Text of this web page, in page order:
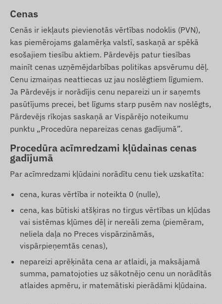
Cenas
Cenās ir iekļauts pievienotās vērtības nodoklis (PVN),
kas piemērojams galamērķa valstī, saskaņā ar spēkā
esošajiem tiesību aktiem. Pārdevējs patur tiesības
mainīt cenas uzņēmējdarbības politikas apsvērumu dēļ.
Cenu izmaiņas neattiecas uz jau noslēgtiem līgumiem.
Ja Pārdevējs ir norādījis cenu nepareizi un ir saņemts
pasūtījums precei, bet līgums starp pusēm nav noslēgts,
Pārdevējs rīkojas saskaņā ar Vispārējo noteikumu
punktu „Procedūra nepareizas cenas gadījumā”.
Procedūra acīmredzami kļūdainas cenas
gadījumā
Par acīmredzami kļūdaini norādītu cenu tiek uzskatīta:
cena, kuras vērtība ir noteikta 0 (nulle),
cena, kas būtiski atšķiras no tirgus vērtības un kļūdas
vai sistēmas kļūmes dēļ ir nereāli zema (piemēram,
neliela daļa no Preces vispārzināmās,
vispārpieņemtās cenas),
nepareizi aprēķināta cena ar atlaidi, ja maksājamā
summa, pamatojoties uz sākotnējo cenu un norādītās
atlaides apmēru, ir matemātiski pierādāmi kļūdaina.